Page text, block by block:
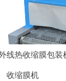
线热收缩膜包
收缩膜机